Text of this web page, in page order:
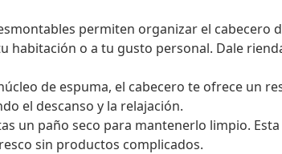
permiten organizar el cabecero
habitación o a tu gusto personal. Dale
de espuma, el cabecero te ofrece un
el descanso y la relajación.
un paño seco para mantenerlo limpio.
sin productos complicados.